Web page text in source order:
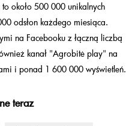
około 500 000 unikalnych
odsłon każdego miesiąca.
na Facebooku z łączną liczbą
kanał "Agrobitė play" na
i ponad 1 600 000 wyświetleń.
teraz